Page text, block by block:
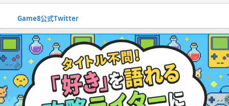
Game8公式Twitter